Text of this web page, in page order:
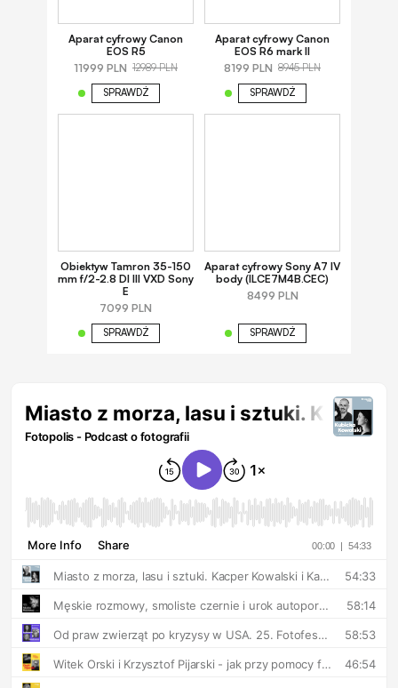
Aparat cyfrowy Canon
EOS R5
11999 PLN 12989 PLN
SPRAWDŹ
Aparat cyfrowy Canon
EOS R6 mark II
8199 PLN 8945 PLN
SPRAWDŹ
Obiektyw Tamron 35-150
mm f/2-2.8 DI III VXD Sony
E
7099 PLN
SPRAWDŹ
Aparat cyfrowy Sony A7 IV
body (ILCE7M4B.CEC)
8499 PLN
SPRAWDŹ